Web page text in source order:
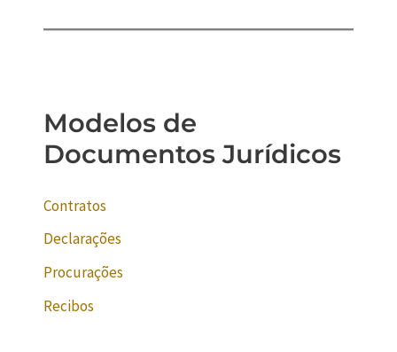
Modelos de
Documentos Jurídicos
Contratos
Declarações
Procurações
Recibos